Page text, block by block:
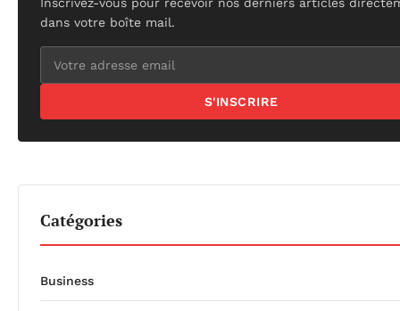
dans votre boîte mail.
S'INSCRIRE
Catégories
Business